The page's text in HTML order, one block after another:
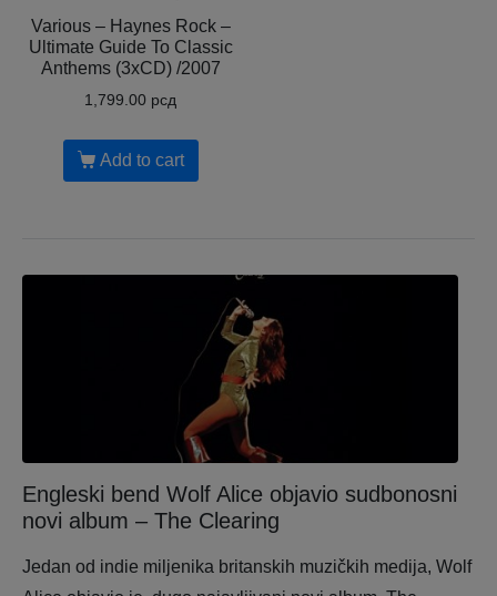
Various – Haynes Rock –
Ultimate Guide To Classic
Anthems (3xCD) /2007
1,799.00 рсд
Add to cart
Engleski bend Wolf Alice objavio sudbonosni
novi album – The Clearing
Jedan od indie miljenika britanskih muzičkih medija, Wolf